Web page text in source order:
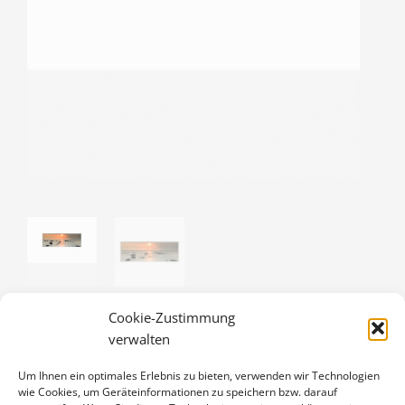
Cookie-Zustimmung
verwalten
Um Ihnen ein optimales Erlebnis zu bieten, verwenden wir Technologien
wie Cookies, um Geräteinformationen zu speichern bzw. darauf
SONNENUNTERGANG AN DER
OSTSEE